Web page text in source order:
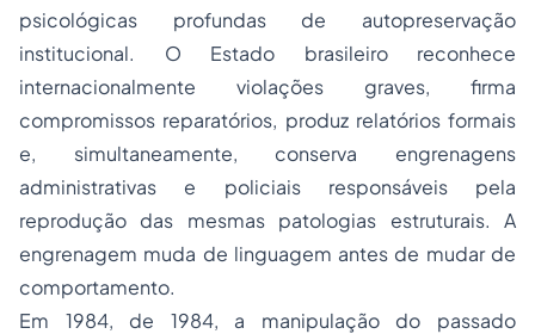
psicológicas profundas de autopreservação
institucional. O Estado brasileiro reconhece
internacionalmente violações graves, firma
compromissos reparatórios, produz relatórios formais
e, simultaneamente, conserva engrenagens
administrativas e policiais responsáveis pela
reprodução das mesmas patologias estruturais. A
engrenagem muda de linguagem antes de mudar de
comportamento.
Em 1984, de 1984, a manipulação do passado